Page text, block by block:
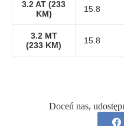
3.2 AT (233
KM)
15.8
3.2 MT
(233 KM)
15.8
Doceń nas,